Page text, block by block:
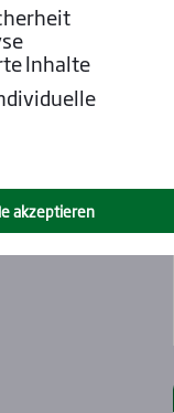
Inhalte
akzeptieren